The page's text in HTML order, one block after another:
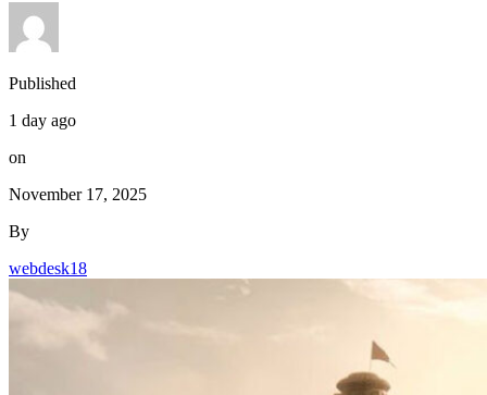
Published
1 day ago
on
November 17, 2025
By
webdesk18